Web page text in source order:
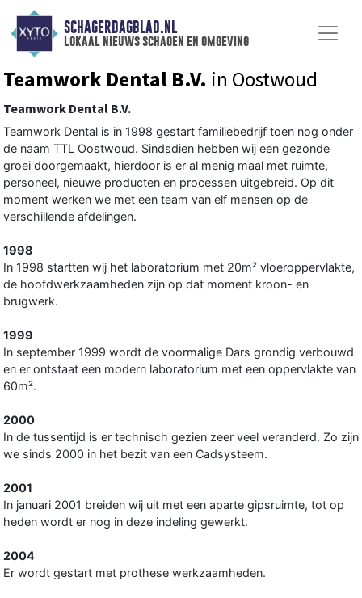
SCHAGERDAGBLAD.NL
lokaal nieuws schagen en omgeving
Teamwork Dental B.V. in Oostwoud
Teamwork Dental B.V.
Teamwork Dental is in 1998 gestart familiebedrijf toen nog onder
de naam TTL Oostwoud. Sindsdien hebben wij een gezonde
groei doorgemaakt, hierdoor is er al menig maal met ruimte,
personeel, nieuwe producten en processen uitgebreid. Op dit
moment werken we met een team van elf mensen op de
verschillende afdelingen.
1998
In 1998 startten wij het laboratorium met 20m² vloeroppervlakte,
de hoofdwerkzaamheden zijn op dat moment kroon- en
brugwerk.
1999
In september 1999 wordt de voormalige Dars grondig verbouwd
en er ontstaat een modern laboratorium met een oppervlakte van
60m².
2000
In de tussentijd is er technisch gezien zeer veel veranderd. Zo zijn
we sinds 2000 in het bezit van een Cadsysteem.
2001
In januari 2001 breiden wij uit met een aparte gipsruimte, tot op
heden wordt er nog in deze indeling gewerkt.
2004
Er wordt gestart met prothese werkzaamheden.